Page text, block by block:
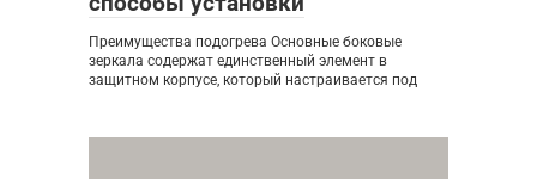
Преимущества подогрева Основные боковые
зеркала содержат единственный элемент в
защитном корпусе, который настраивается под